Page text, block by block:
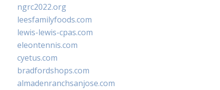
ngrc2022.org
leesfamilyfoods.com
lewis-lewis-cpas.com
eleontennis.com
cyetus.com
bradfordshops.com
almadenranchsanjose.com